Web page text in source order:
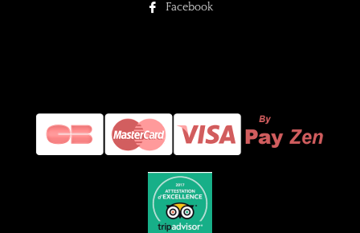
Facebook